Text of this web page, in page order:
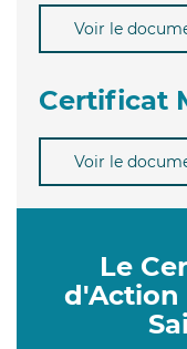
Voir le
Certificat
Voir le
Le
d'Action